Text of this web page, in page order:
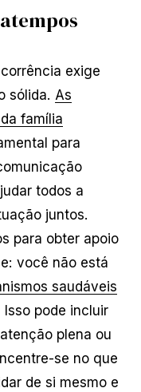
exige
sólida. As
família
para
todos a
juntos.
para obter apoio
você não está
saudáveis
pode incluir
plena ou
se no que
de si mesmo e